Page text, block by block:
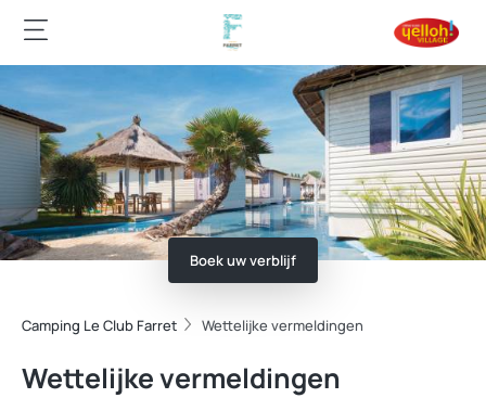
Boek uw verblijf
Camping Le Club Farret Wettelijke vermeldingen
Wettelijke vermeldingen